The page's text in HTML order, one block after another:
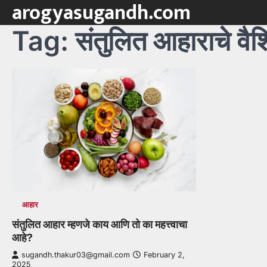
Skip
content
arogyasugandh.com
Tag:संतुलित आहाराचे
आहार
संतुलित आहार म्हणजे काय आणि तो का महत्त्वाचा
आहे?
sugandh.thakur03@gmail.com
February 2,
2025